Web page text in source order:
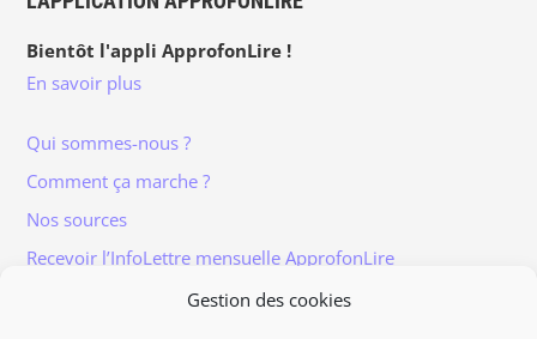
Gestion des cookies
Bientôt l'appli ApprofonLire !
En savoir plus
Qui sommes-nous ?
Comment ça marche ?
Nos sources
Recevoir l’InfoLettre mensuelle ApprofonLire